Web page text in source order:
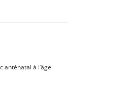
anténatal à l’âge